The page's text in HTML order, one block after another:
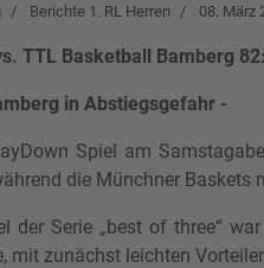
Berichte 1. RL Herren 08. März
TTL Basketball Bamberg
in Abstiegsgefahr -
Spiel am
die Münchner
der Serie „best of three“
mit zunächst leichten